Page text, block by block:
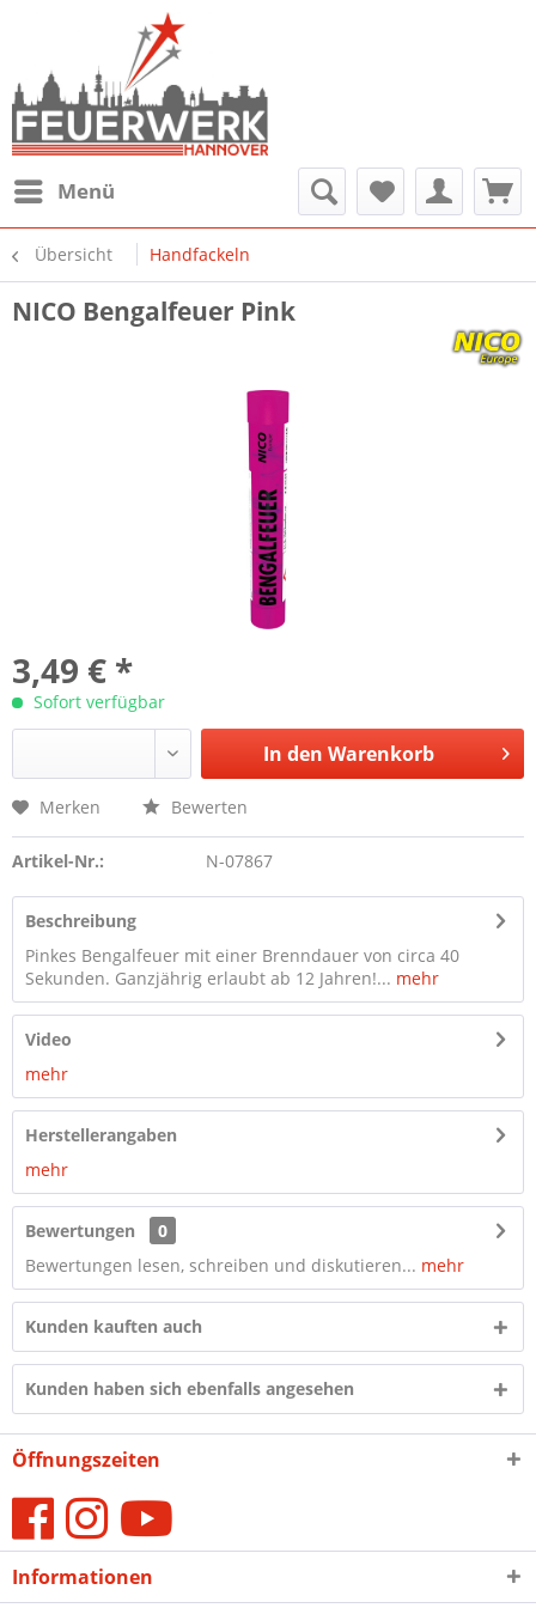
Menü
Übersicht Handfackeln
NICO Bengalfeuer Pink
3,49 € *
Sofort verfügbar
In den Warenkorb
Merken Bewerten
Artikel-Nr.: N-07867
Beschreibung
Pinkes Bengalfeuer mit einer Brenndauer von circa 40
Sekunden. Ganzjährig erlaubt ab 12 Jahren!... mehr
Video
mehr
Herstellerangaben
mehr
Bewertungen
0
Bewertungen lesen, schreiben und diskutieren... mehr
Kunden kauften auch
Kunden haben sich ebenfalls angesehen
Öffnungszeiten
Informationen